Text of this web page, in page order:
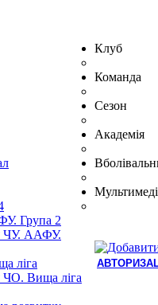
Клуб
Команда
Сезон
Група 2
ЧУ. ААФУ.
ліга
ЧО. Вища ліга
Академія